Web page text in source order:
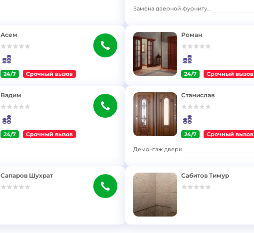
Замена дверной фурнитуры (ручки, петли, доводчик)
Асем
24/7 Срочный вызов
Роман
24/7 Срочный вызов
Вадим
24/7 Срочный вызов
Станислав
24/7 Срочный вызов
Демонтаж двери
Сапаров Шухрат Сабитов Тимур